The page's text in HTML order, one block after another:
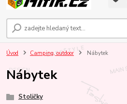
Úvod Camping, outdoor Nábytek
Nábytek
Stoličky